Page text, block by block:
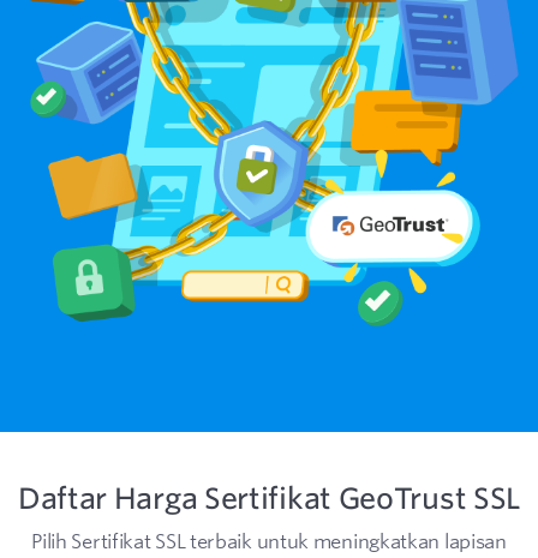
Daftar Harga Sertifikat GeoTrust SSL
Pilih Sertifikat SSL terbaik untuk meningkatkan lapisan